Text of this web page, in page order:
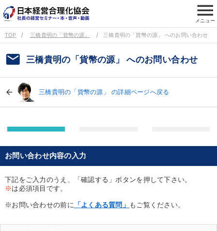
menu
メニュー
TOP 三橋貴明の「貨幣の源」 三橋貴明の「貨幣の源」 へのお問い合わせ
email 三橋貴明の「貨幣の源」 へのお問い合わせ
三橋貴明の「貨幣の源」 の詳細ページへ戻る
お問い合わせ内容の入力
下記をご入力のうえ、「確認する」ボタンを押して下さい。
※は必須項目です。
※お問い合わせの前に 「よくある質問」 もご覧ください。